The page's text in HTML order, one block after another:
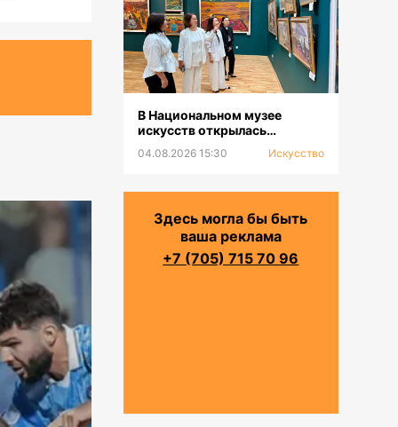
В Национальном музее
искусств открылась
Романова
04.08.2026 15:30 Искусство
Здесь могла бы быть
ваша реклама
+7 (705) 715 70 96